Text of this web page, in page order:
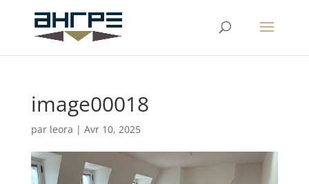
image00018
par leora | Avr 10, 2025